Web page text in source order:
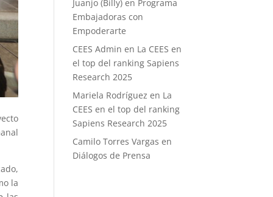
la
Juanjo (Billy) en Programa
Embajadoras con
Empoderarte
CEES Admin en La CEES en
el top del ranking Sapiens
Research 2025
Mariela Rodríguez en La
CEES en el top del ranking
Sapiens Research 2025
Camilo Torres Vargas en
Diálogos de Prensa